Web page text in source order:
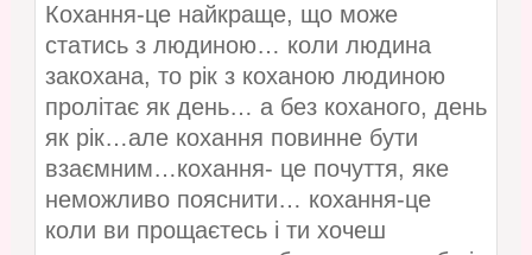
Кохання-це найкраще, що може
статись з людиною… коли людина
закохана, то рік з коханою людиною
пролітає як день… а без коханого, день
як рік…але кохання повинне бути
взаємним…кохання- це почуття, яке
неможливо пояснити… кохання-це
коли ви прощаєтесь і ти хочеш